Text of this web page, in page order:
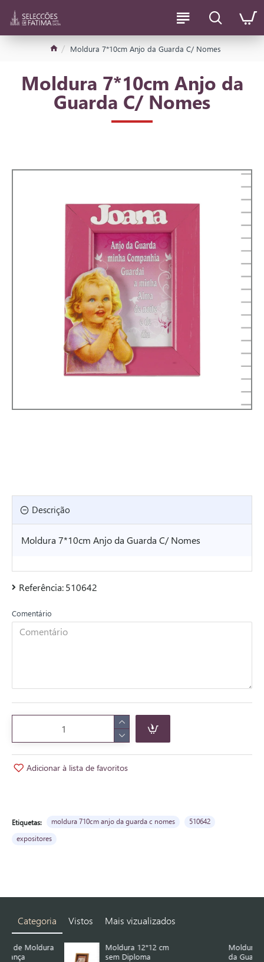
Moldura 7*10cm Anjo da Guarda C/ Nomes
Moldura 7*10cm Anjo da
Guarda C/ Nomes
Descrição
Moldura 7*10cm Anjo da Guarda C/ Nomes
Referência:510642
Comentário
Adicionar à lista de favoritos
Etiquetas: moldura 710cm anjo da guarda c nomes
510642
expositores
Categoria Vistos Mais vizualizados
Moldura 12*12 cm
sem Diploma
Moldura 14*18 Anjo